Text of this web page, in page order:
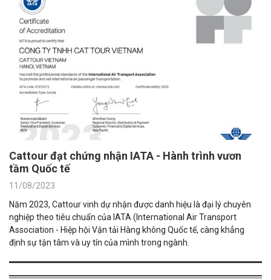
Cattour đạt chứng nhận IATA - Hành trình vươn
tầm Quốc tế
11/08/2023
Năm 2023, Cattour vinh dự nhận được danh hiệu là đại lý chuyên
nghiệp theo tiêu chuẩn của IATA (International Air Transport
Association - Hiệp hội Vận tải Hàng không Quốc tế, càng khẳng
định sự tận tâm và uy tín của mình trong ngành.